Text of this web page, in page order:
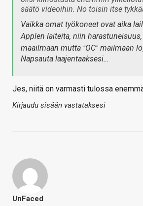
säätö videoihin. No toisin itse
Vaikka omat työkoneet ovat aika
Applen laiteita, niin
maailmaan mutta "OC" mailmaan
Napsauta laajentaaksesi…
Jes, niitä on varmasti tulossa
Kirjaudu sisään vastataksesi
UnFaced